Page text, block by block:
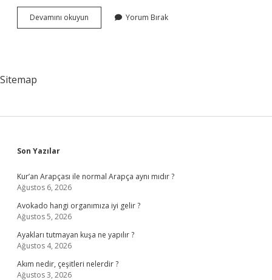
Devamını okuyun
Tane
Yorum Bırak
Sitemap
Sidebar
Son Yazılar
Kur’an Arapçası ile normal Arapça aynı mıdır ?
Ağustos 6, 2026
Avokado hangi organımıza iyi gelir ?
Ağustos 5, 2026
Ayakları tutmayan kuşa ne yapılır ?
Ağustos 4, 2026
Akım nedir, çeşitleri nelerdir ?
Ağustos 3, 2026